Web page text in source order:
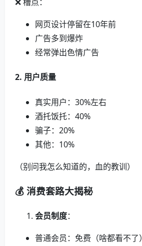
网页设计停留在10年前
广告多到爆炸
经常弹出色情广告
2. 用户质量
真实用户：30%左右
酒托饭托：40%
骗子：20%
其他：10%
（别问我怎么知道的，血的教训）
💰 消费套路大揭秘
会员制度：
普通会员：免费（啥都看不了）